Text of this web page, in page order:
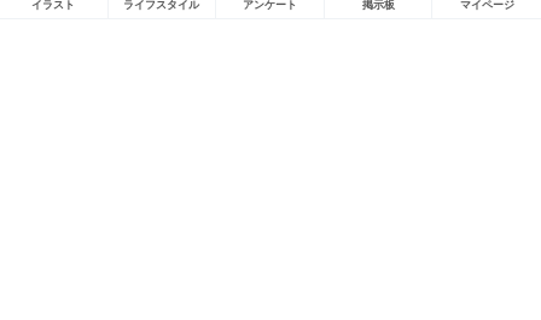
イラスト ライフスタイル アンケート 掲示板 マイページ